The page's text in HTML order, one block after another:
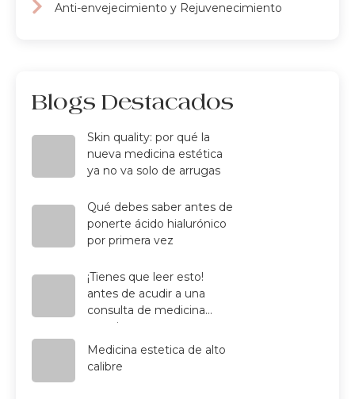
Anti-envejecimiento y Rejuvenecimiento
Blogs Destacados
Skin quality: por qué la
nueva medicina estética
ya no va solo de arrugas
Qué debes saber antes de
ponerte ácido hialurónico
por primera vez
¡Tienes que leer esto!
antes de acudir a una
consulta de medicina
estetica
Medicina estetica de alto
calibre